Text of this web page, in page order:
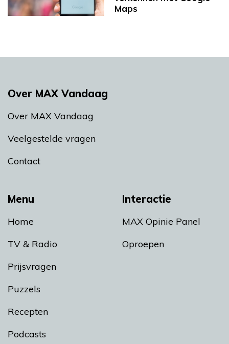
Maps
Menu
Home
TV & Radio
Prijsvragen
Puzzels
Recepten
Podcasts
Interactie
MAX Opinie Panel
Oproepen
Over MAX Vandaag
Over MAX Vandaag
Veelgestelde vragen
Contact